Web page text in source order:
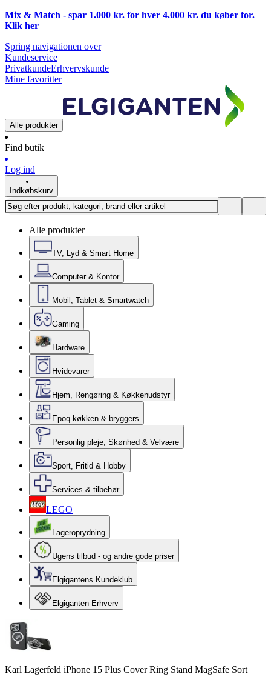
Mix & Match - spar 1.000 kr. for hver 4.000 kr. du køber for.
Klik her
Spring navigationen over
Kundeservice
PrivatkundeErhvervskunde
Mine favoritter
Alle produkter
Find butik
Log ind
Indkøbskurv
Alle produkter
TV, Lyd & Smart Home
Computer & Kontor
Mobil, Tablet & Smartwatch
Gaming
Hardware
Hvidevarer
Hjem, Rengøring & Køkkenudstyr
Epoq køkken & bryggers
Personlig pleje, Skønhed & Velvære
Sport, Fritid & Hobby
Services & tilbehør
LEGO
Lageroprydning
Ugens tilbud - og andre gode priser
Elgigantens Kundeklub
Elgiganten Erhverv
Karl Lagerfeld iPhone 15 Plus Cover Ring Stand MagSafe Sort